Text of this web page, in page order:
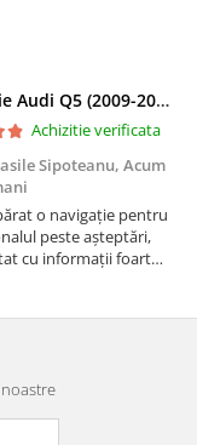
Navigatie Audi Q5 (2009-2017), Linux OS & OEM, MMI 3G, CarPlay & Android Auto Wireless, MirrorLink, Camera AHD, 12.3 Inch - AD-BGAALNXH+AD-BGRKITQ5002
Achizitie verificata
Sipoteanu, Acum
o navigație pentru
peste așteptări,
cu informații foarte
livrare rapidă, suport
impecabil, o să revin
vi...